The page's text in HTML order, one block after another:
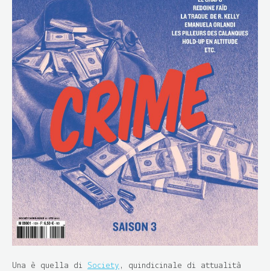
Una è quella di Society , quindicinale di attualità